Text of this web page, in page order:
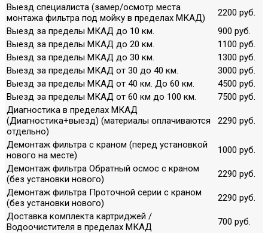
Выезд специалиста (замер/осмотр места
монтажа фильтра под мойку в пределах МКАД)
2200 руб.
Выезд за пределы МКАД до 10 км.
900 руб.
Выезд за пределы МКАД до 20 км.
1100 руб.
Выезд за пределы МКАД до 30 км.
1300 руб.
Выезд за пределы МКАД от 30 до 40 км.
3000 руб.
Выезд за пределы МКАД от 40 км. До 60 км.
4500 руб.
Выезд за пределы МКАД от 60 км до 100 км.
7500 руб.
Диагностика в пределах МКАД
(Диагностика+выезд) (материалы оплачиваются
отдельно)
2290 руб.
Демонтаж фильтра с краном (перед установкой
нового на месте)
1000 руб.
Демонтаж фильтра Обратный осмос с краном
(без установки нового)
2290 руб.
Демонтаж фильтра Проточной серии с краном
(без установки нового)
2290 руб.
Доставка комплекта картриджей /
Водоочистителя в пределах МКАД
700 руб.